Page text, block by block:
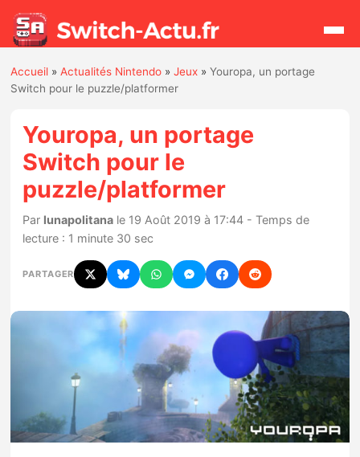
Actualités
Jeux
Hardware
Mises à jour
Chiffres de ventes
Rumeurs
Nintendo Direct
Tests et previews
Accueil »Actualités Nintendo »Jeux »Youropa, un portage
Switch pour le puzzle/platformer
Youropa, un portage
Switch pour le
puzzle/platformer
Par lunapolitana le 19 Août 2019 à 17:44 - Temps de
lecture : 1 minute 30 sec
PARTAGER